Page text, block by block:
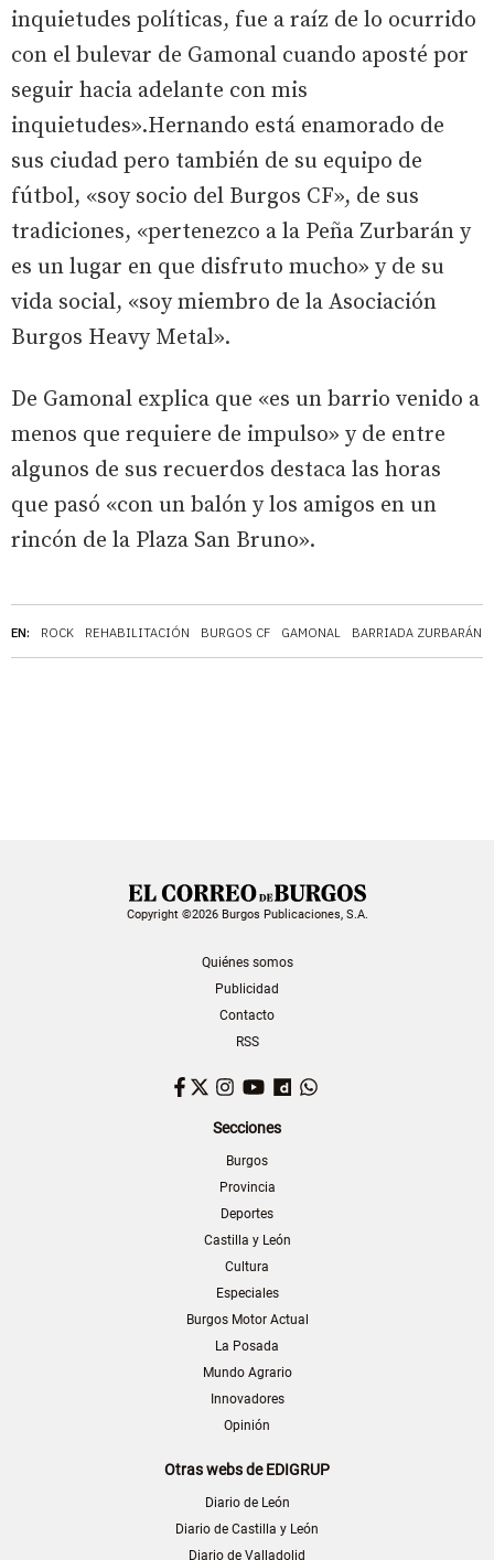
EN: ROCK REHABILITACIÓN BURGOS CF GAMONAL BARRIADA ZURBARÁN
inquietudes políticas, fue a raíz de lo ocurrido
con el bulevar de Gamonal cuando aposté por
seguir hacia adelante con mis
inquietudes».Hernando está enamorado de
sus ciudad pero también de su equipo de
fútbol, «soy socio del Burgos CF», de sus
tradiciones, «pertenezco a la Peña Zurbarán y
es un lugar en que disfruto mucho» y de su
vida social, «soy miembro de la Asociación
Burgos Heavy Metal».
De Gamonal explica que «es un barrio venido a
menos que requiere de impulso» y de entre
algunos de sus recuerdos destaca las horas
que pasó «con un balón y los amigos en un
rincón de la Plaza San Bruno».
Copyright ©2026 Burgos Publicaciones, S.A.
Quiénes somos
Publicidad
Contacto
RSS
Facebook
TwitterInstagram
YouTubeDailymotion
Secciones
Burgos
Provincia
Deportes
Castilla y León
Cultura
Especiales
Burgos Motor Actual
La Posada
Mundo Agrario
Innovadores
Opinión
Otras webs de EDIGRUP
Diario de León
Diario de Castilla y León
Diario de Valladolid